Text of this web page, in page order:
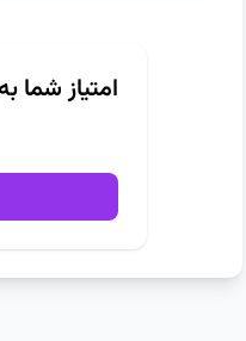
امتیاز شما